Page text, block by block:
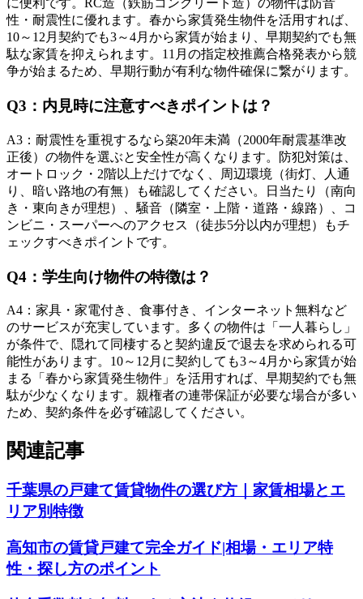
に便利です。RC造（鉄筋コンクリート造）の物件は防音
性・耐震性に優れます。春から家賃発生物件を活用すれば、
10～12月契約でも3～4月から家賃が始まり、早期契約でも無
駄な家賃を抑えられます。11月の指定校推薦合格発表から競
争が始まるため、早期行動が有利な物件確保に繋がります。
Q3 ： 内見時に注意すべきポイントは？
A3 ： 耐震性を重視するなら築20年未満（2000年耐震基準改
正後）の物件を選ぶと安全性が高くなります。防犯対策は、
オートロック・2階以上だけでなく、周辺環境（街灯、人通
り、暗い路地の有無）も確認してください。日当たり（南向
き・東向きが理想）、騒音（隣室・上階・道路・線路）、コ
ンビニ・スーパーへのアクセス（徒歩5分以内が理想）もチ
ェックすべきポイントです。
Q4 ： 学生向け物件の特徴は？
A4 ： 家具・家電付き、食事付き、インターネット無料など
のサービスが充実しています。多くの物件は「一人暮らし」
が条件で、隠れて同棲すると契約違反で退去を求められる可
能性があります。10～12月に契約しても3～4月から家賃が始
まる「春から家賃発生物件」を活用すれば、早期契約でも無
駄が少なくなります。親権者の連帯保証が必要な場合が多い
ため、契約条件を必ず確認してください。
関連記事
千葉県の戸建て賃貸物件の選び方｜家賃相場とエ
リア別特徴
高知市の賃貸戸建て完全ガイド|相場・エリア特
性・探し方のポイント